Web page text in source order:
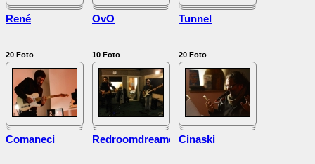
René
20 Foto
OvO
10 Foto
Tunnel
20 Foto
Comaneci RedroomdreamersCinaski